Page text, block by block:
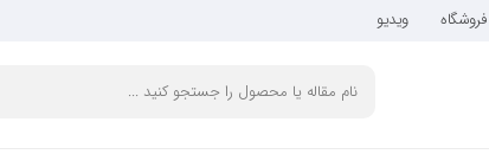
فروشگاه ویدیو